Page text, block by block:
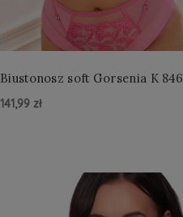
Biustonosz soft Gorsenia K 846
141,99 zł